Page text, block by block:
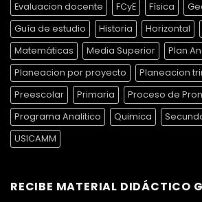
Evaluacion docente
FCyE Física
Guía de estudio
Historia Horizontal
Matemáticas
Media Superior
Plan
Planeacion por proyecto
Planeacion
Preescolar
Primaria
Proceso de
Programa Analitico
Quimica
USICAMM
RECIBE MATERIAL DIDÁCTICO